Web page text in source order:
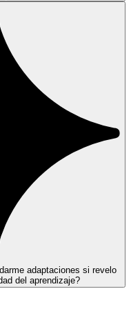
adaptaciones si revelo
del aprendizaje?